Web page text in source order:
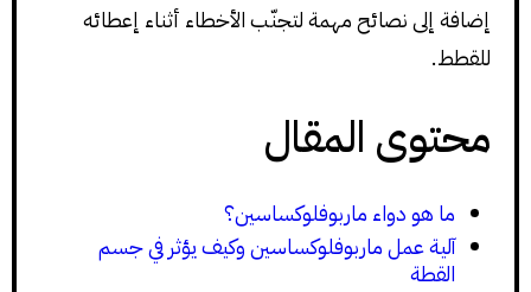
إضافة إلى نصائح مهمة لتجنّب الأخطاء أثناء إعطائه
للقطط.
محتوى المقال
ما هو دواء ماربوفلوكساسين؟
آلية عمل ماربوفلوكساسين وكيف يؤثر في جسم
القطة